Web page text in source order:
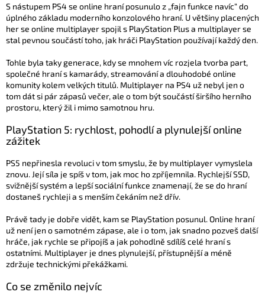
S nástupem PS4 se online hraní posunulo z „fajn funkce navíc“ do
úplného základu moderního konzolového hraní. U většiny placených
her se online multiplayer spojil s PlayStation Plus a multiplayer se
stal pevnou součástí toho, jak hráči PlayStation používají každý den.
Tohle byla taky generace, kdy se mnohem víc rozjela tvorba part,
společné hraní s kamarády, streamování a dlouhodobé online
komunity kolem velkých titulů. Multiplayer na PS4 už nebyl jen o
tom dát si pár zápasů večer, ale o tom být součástí širšího herního
prostoru, který žil i mimo samotnou hru.
PlayStation 5: rychlost, pohodlí a plynulejší online
zážitek
PS5 nepřinesla revoluci v tom smyslu, že by multiplayer vymyslela
znovu. Její síla je spíš v tom, jak moc ho zpříjemnila. Rychlejší SSD,
svižnější systém a lepší sociální funkce znamenají, že se do hraní
dostaneš rychleji a s menším čekáním než dřív.
Právě tady je dobře vidět, kam se PlayStation posunul. Online hraní
už není jen o samotném zápase, ale i o tom, jak snadno pozveš další
hráče, jak rychle se připojíš a jak pohodlně sdílíš celé hraní s
ostatními. Multiplayer je dnes plynulejší, přístupnější a méně
zdržuje technickými překážkami.
Co se změnilo nejvíc